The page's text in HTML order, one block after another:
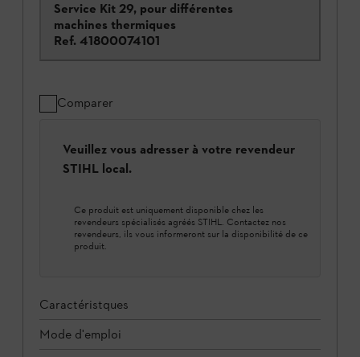
Service Kit 29, pour différentes
machines thermiques
Ref. 41800074101
Comparer
Veuillez vous adresser à votre revendeur
STIHL local.
Ce produit est uniquement disponible chez les
revendeurs spécialisés agréés STIHL. Contactez nos
revendeurs, ils vous informeront sur la disponibilité de ce
produit.
Caractéristques
Mode d'emploi